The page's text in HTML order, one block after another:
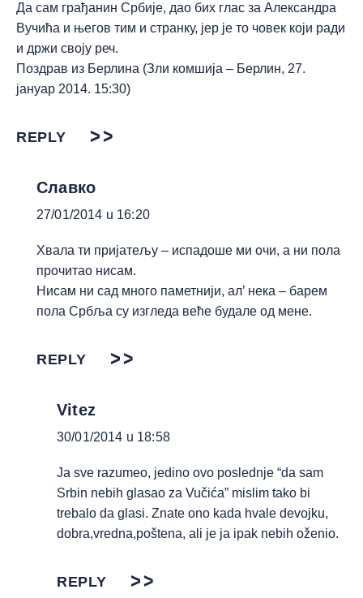
Да сам грађанин Србије, дао бих глас за Александра
Вучића и његов тим и странку, јер је то човек који ради
и држи своју реч.
Поздрав из Берлина (Зли комшија – Берлин, 27.
јануар 2014. 15:30)
REPLY
Славко
27/01/2014 u 16:20
Хвала ти пријатељу – испадоше ми очи, а ни пола
прочитао нисам.
Нисам ни сад много паметнији, ал’ нека – барем
пола Србља су изгледа веће будале од мене.
REPLY
Vitez
30/01/2014 u 18:58
Ja sve razumeo, jedino ovo poslednje “da sam
Srbin nebih glasao za Vučića” mislim tako bi
trebalo da glasi. Znate ono kada hvale devojku,
dobra,vredna,poštena, ali je ja ipak nebih oženio.
REPLY